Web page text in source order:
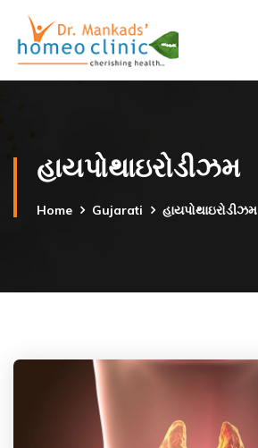
હાયપોથાઇરોડીઝમ
Home Gujarati હાયપોથાઇરોડીઝમ